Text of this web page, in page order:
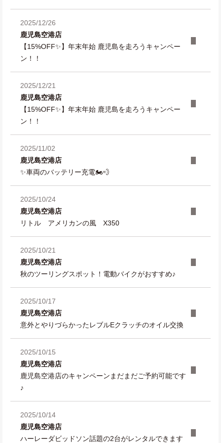
2025/12/26
鹿児島空港店
【15%OFF✨】年末年始 鹿児島を走ろうキャンペー
ン！！
2025/12/21
鹿児島空港店
【15%OFF✨】年末年始 鹿児島を走ろうキャンペー
ン！！
2025/11/02
鹿児島空港店
✨車両のバッテリー充電🏍️💨
2025/10/24
鹿児島空港店
リトル アメリカンの風 X350
2025/10/21
鹿児島空港店
秋のツーリングスポット！電動バイクがおすすめ♪
2025/10/17
鹿児島空港店
意外とやりづらかったレブルEクラッチのオイル交換
2025/10/15
鹿児島空港店
鹿児島空港店のキャンペーンまだまだご予約可能です
♪
2025/10/14
鹿児島空港店
ハーレーダビッドソン話題の2台がレンタルできます